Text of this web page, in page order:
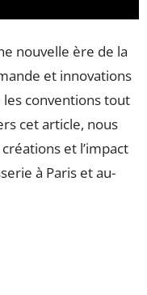
nouvelle ère de la
et innovations
les conventions tout
cet article, nous
et l’impact
à Paris et au-